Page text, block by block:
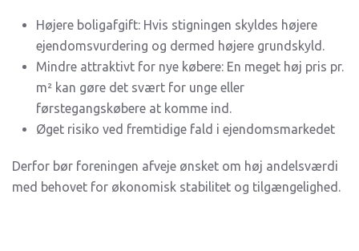
Højere boligafgift: Hvis stigningen skyldes højere
ejendomsvurdering og dermed højere grundskyld.
Mindre attraktivt for nye købere: En meget høj pris pr.
m² kan gøre det svært for unge eller
førstegangskøbere at komme ind.
Øget risiko ved fremtidige fald i ejendomsmarkedet
Derfor bør foreningen afveje ønsket om høj andelsværdi
med behovet for økonomisk stabilitet og tilgængelighed.